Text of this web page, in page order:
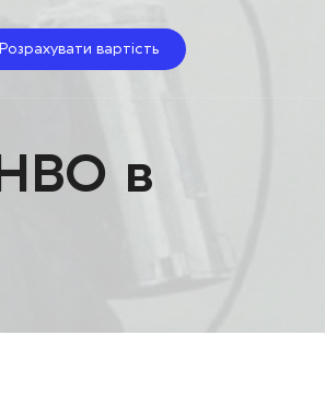
Розрахувати вартість
в